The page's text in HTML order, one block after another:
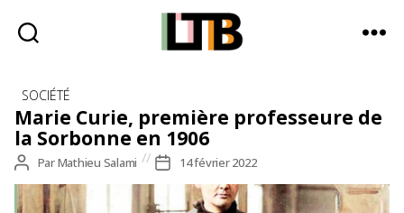
Bag
-
Média
d'information
quotidienne
Catégories
SOCIÉTÉ
Marie Curie, première professeure de
la Sorbonne en 1906
Auteur
de
l’article
ParMathieu Salami
Date
l’article
14 février 2022